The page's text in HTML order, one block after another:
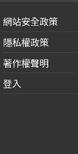
網站安全政策
隱私權政策
著作權聲明
登入